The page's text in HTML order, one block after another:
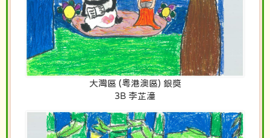
大灣區 (粵港澳區) 銀獎
3B 李芷潼